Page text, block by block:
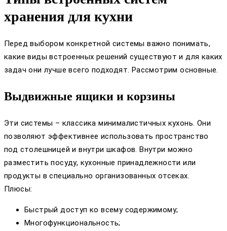
хранения для кухни
Перед выбором конкретной системы важно понимать,
какие виды встроенных решений существуют и для каких
задач они лучше всего подходят. Рассмотрим основные.
Выдвижные ящики и корзины
Эти системы – классика минималистичных кухонь. Они
позволяют эффективнее использовать пространство
под столешницей и внутри шкафов. Внутри можно
разместить посуду, кухонные принадлежности или
продукты в специально организованных отсеках.
Плюсы:
Быстрый доступ ко всему содержимому;
Многофункциональность;